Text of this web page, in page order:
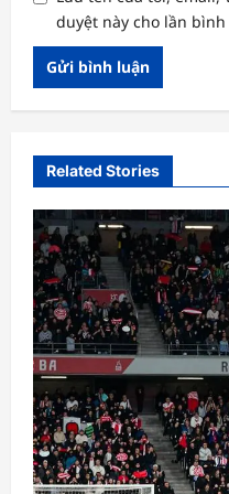
duyệt này cho lần
Related Stories